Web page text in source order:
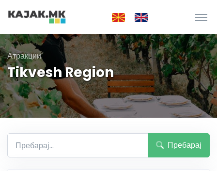
Атракции
Tikvesh Region
Пребарај